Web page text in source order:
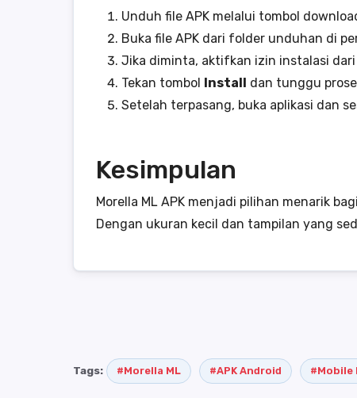
Unduh file APK melalui tombol
Buka file APK dari folder unduhan di
Jika diminta, aktifkan izin instalasi
Tekan tombol Install dan tunggu
Setelah terpasang, buka aplikasi dan
Kesimpulan
Morella ML APK menjadi pilihan menarik
Dengan ukuran kecil dan tampilan yang
Tags: #Morella ML #APK Android #Mobile